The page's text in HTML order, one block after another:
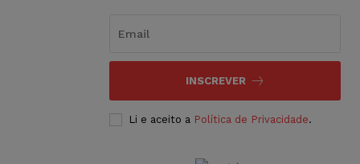
INSCREVER
Li e aceito a Política de Privacidade.